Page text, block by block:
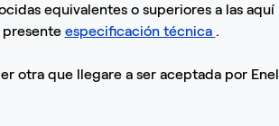
equivalentes o superiores a las aquí
presente especificación técnica .
otra que llegare a ser aceptada por Enel